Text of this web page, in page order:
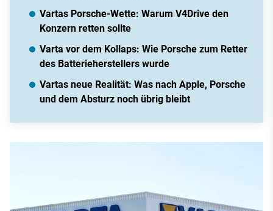
Vartas Porsche-Wette: Warum V4Drive den
Konzern retten sollte
Varta vor dem Kollaps: Wie Porsche zum Retter
des Batterieherstellers wurde
Vartas neue Realität: Was nach Apple, Porsche
und dem Absturz noch übrig bleibt